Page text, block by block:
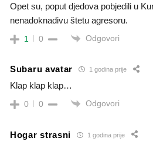
Opet su, poput djedova pobjedili u
nenadoknadivu štetu agresoru.
1 0 Odgovori
Subaru avatar 1 godina prije
Klap klap klap…
0 0 Odgovori
Hogar strasni 1 godina prije